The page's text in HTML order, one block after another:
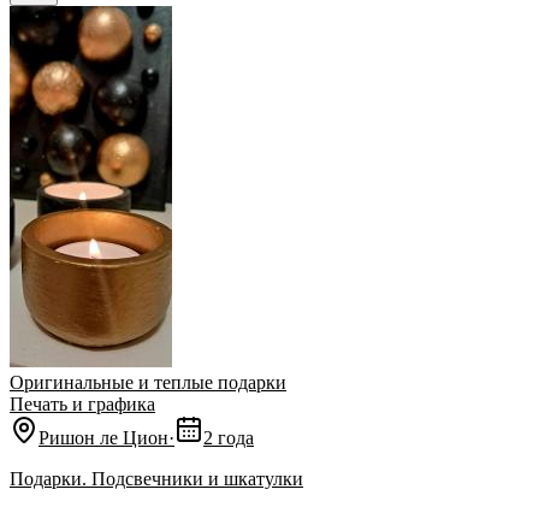
Оригинальные и теплые подарки
Печать и графика
Ришон ле Цион·
2 года
Подарки. Подсвечники и шкатулки